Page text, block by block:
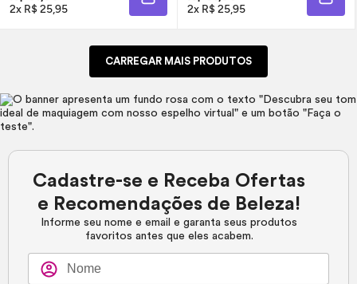
2x R$ 25,95 ADICIONAR À SACOLA
2x R$ 25,95
CARREGAR MAIS PRODUTOS
Cadastre-se e Receba Ofertas
e Recomendações de Beleza!
Informe seu nome e email e garanta seus produtos
favoritos antes que eles acabem.